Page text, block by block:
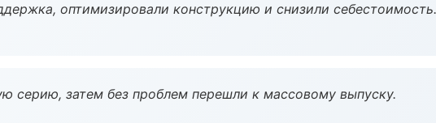
оптимизировали конструкцию и снизили себестоимость.
серию, затем без проблем перешли к массовому выпуску.